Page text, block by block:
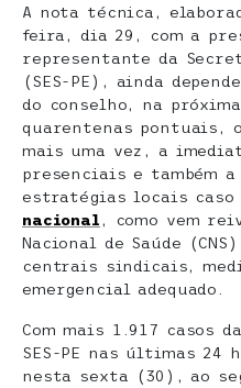
A nota técnica,
feira, dia 29, com a
representante da
(SES-PE), ainda
do conselho, na
quarentenas pontuais,
mais uma vez, a
presenciais e também
estratégias locais caso
nacional , como vem
Nacional de Saúde
centrais sindicais,
emergencial adequado.
Com mais 1.917 casos
SES-PE nas últimas 24
nesta sexta (30), ao